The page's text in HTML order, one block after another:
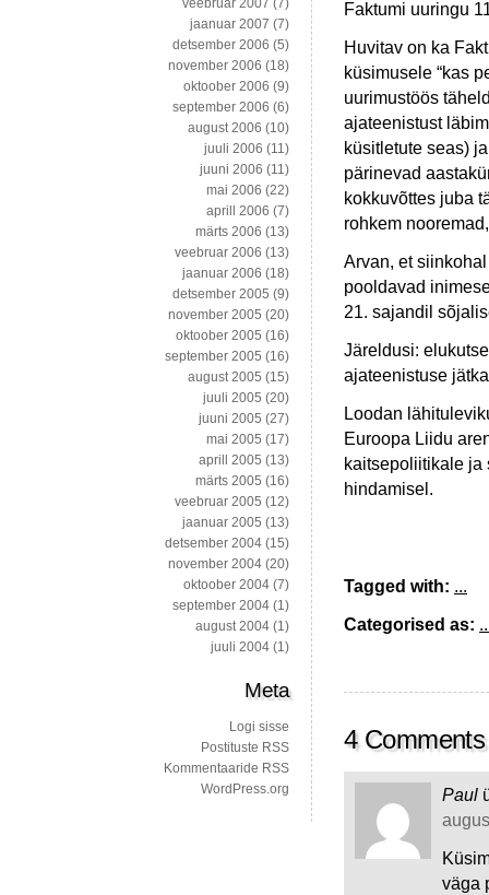
Faktumi uuringu
Huvitav on ka
küsimusele “kas
uurimustöös
ajateenistust
küsitletute seas)
pärinevad
kokkuvõttes juba
rohkem
Arvan, et
pooldavad
21. sajandil
Järeldusi:
ajateenistuse
Loodan
Euroopa Liidu
kaitsepoliitikale ja
hindamisel.
Tagged with: ...
Categorised as:
4 Comments
Paul
väga
veebruar 2007 (7)
jaanuar 2007 (7)
detsember 2006 (5)
november 2006 (18)
oktoober 2006 (9)
september 2006 (6)
august 2006 (10)
juuli 2006 (11)
juuni 2006 (11)
mai 2006 (22)
aprill 2006 (7)
märts 2006 (13)
veebruar 2006 (13)
jaanuar 2006 (18)
detsember 2005 (9)
november 2005 (20)
oktoober 2005 (16)
september 2005 (16)
august 2005 (15)
juuli 2005 (20)
juuni 2005 (27)
mai 2005 (17)
aprill 2005 (13)
märts 2005 (16)
veebruar 2005 (12)
jaanuar 2005 (13)
detsember 2004 (15)
november 2004 (20)
oktoober 2004 (7)
september 2004 (1)
august 2004 (1)
juuli 2004 (1)
Meta
Logi sisse
Postituste RSS
Kommentaaride RSS
WordPress.org